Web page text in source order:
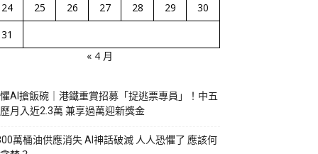
24
25 26 27 28 29
30
31
« 4 月
AI搶飯碗｜港鐵重賞招募「捉逃票專員」！中五
月入近2.3萬 兼享過萬迎新獎金
萬桶油供應消失 AI神話破滅 人人恐懼了 應該何